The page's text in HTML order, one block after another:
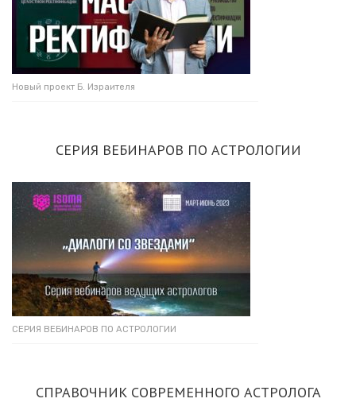
Новый проект Б. Израителя
СЕРИЯ ВЕБИНАРОВ ПО АСТРОЛОГИИ
СЕРИЯ ВЕБИНАРОВ ПО АСТРОЛОГИИ
СПРАВОЧНИК СОВРЕМЕННОГО АСТРОЛОГА